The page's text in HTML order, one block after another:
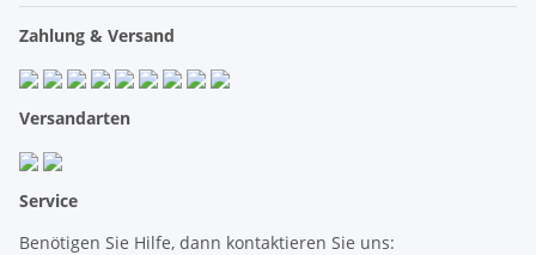
Zahlung & Versand
Versandarten
Service
Benötigen Sie Hilfe, dann kontaktieren Sie uns: